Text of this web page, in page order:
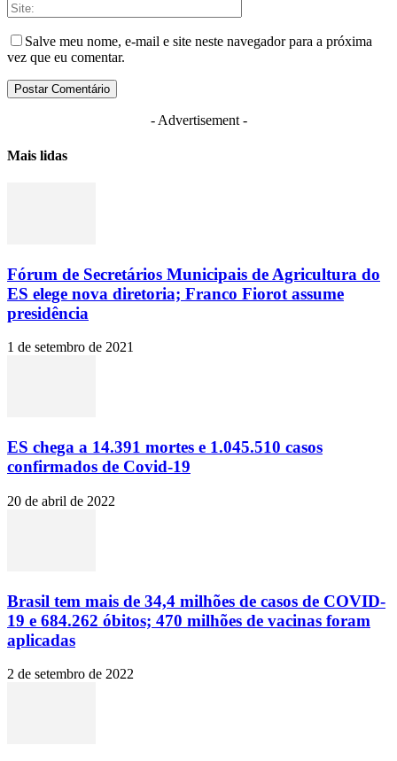
Salve meu nome, e-mail e site neste navegador para a próxima
vez que eu comentar.
- Advertisement -
Mais lidas
Fórum de Secretários Municipais de Agricultura do
ES elege nova diretoria; Franco Fiorot assume
presidência
1 de setembro de 2021
ES chega a 14.391 mortes e 1.045.510 casos
confirmados de Covid-19
20 de abril de 2022
Brasil tem mais de 34,4 milhões de casos de COVID-
19 e 684.262 óbitos; 470 milhões de vacinas foram
aplicadas
2 de setembro de 2022